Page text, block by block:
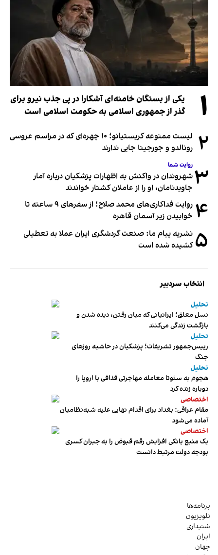
۱
یکی از بستگان خامنه‌ای آشکارا در پی جذب نیرو برای
گذر از جمهوری اسلامی به حکومت اسلامی است
۲
لیست ممنوعه کریستیانو؛ ۱۰ چهره‌ای که در مراسم عروسی
رونالدو و جورجینا جایی ندارند
۳ روایت شما
شهروندان در واکنش به اظهارات پزشکیان درباره آمار
جاویدنامان، او را از عاملان کشتار خواندند
۴
روایت فداکاری‌های محمد صلاح؛ از سفرهای ۹ ساعته تا
خوابیدن زیر آسمان قاهره
۵ نشریه پیام ما: صنعت گردشگری ایران عملا به تعطیلی
کشیده شده است
انتخاب سردبیر
تحلیل
نسل معلق؛ ایرانیانی که میان رفتن، دیده شدن و
بازگشت زندگی می‌کنند
تحلیل
رییس‌جمهور تشریفات؛ پزشکیان در حاشیه روزهای
جنگ
تحلیل
هجوم به سئوتا معامله مهاجرتی قذافی با اروپا را
دوباره زنده کرد
اختصاصی
مقام عراقی: بغداد برای اقدام نهایی علیه شبه‌نظامیان
آماده می‌شود
اختصاصی
یک منبع بانکی افزایش رقم قبوض را به جبران کسری
بودجه دولت مرتبط دانست
برنامه‌ها
تلویزیون
شنیداری
ایران
جهان